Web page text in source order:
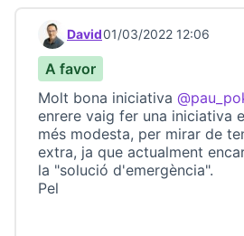
Comentari 22824
David01/03/2022 12:06
A favor
Molt bona iniciativa
enrere vaig fer una iniciativa
més modesta, per mirar de
extra, ja que actualment
la "solució d'emergència".
Pel